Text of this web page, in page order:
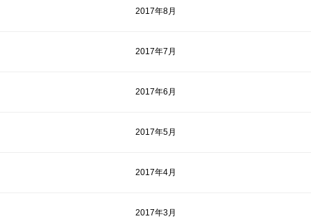
2017年8月
2017年7月
2017年6月
2017年5月
2017年4月
2017年3月